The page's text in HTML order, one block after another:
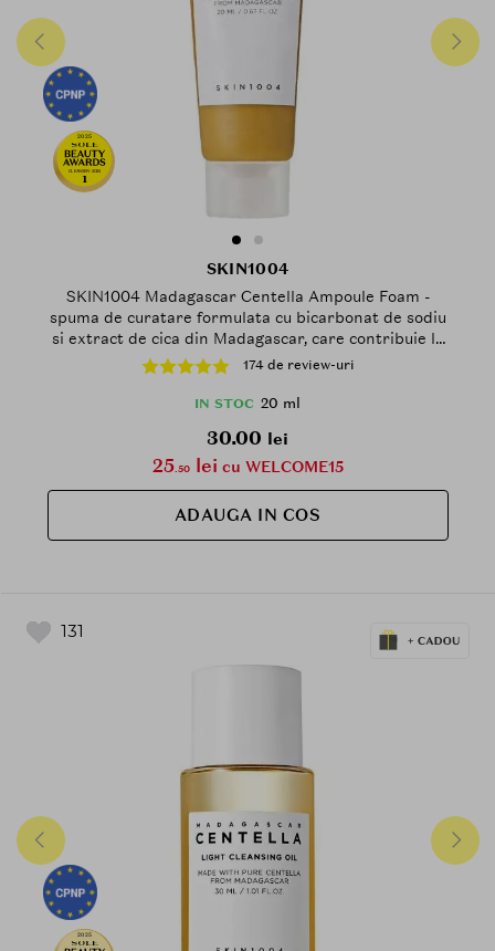
2025
CLEANSER-2025
1
SKIN1004
SKIN1004 Madagascar Centella Ampoule Foam -
spuma de curatare formulata cu bicarbonat de sodiu
si extract de cica din Madagascar, care contribuie la
curatarea in profunzime a pielii si la mentinerea
confortului cutanat - 20 ml
174 de review-uri
IN STOC 20 ml
30.00 lei
25.50lei cu WELCOME15
ADAUGA IN COS
131
2025